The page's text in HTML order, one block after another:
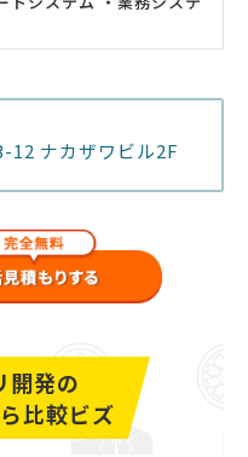
12 ナカザワビル2F
開発の
比較ビズ